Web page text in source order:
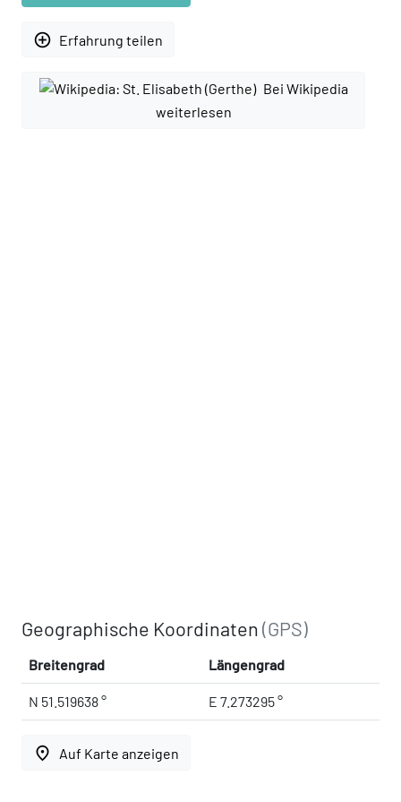
add_circle_outline Erfahrung teilen
Bei Wikipedia
weiterlesen
Geographische Koordinaten(GPS)
Breitengrad Längengrad
N 51.519638 ° E 7.273295 °
place Auf Karte anzeigen